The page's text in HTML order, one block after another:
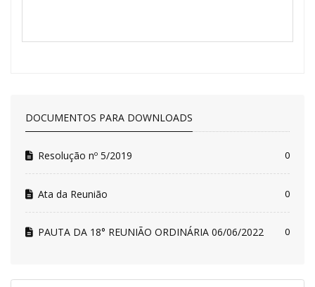
DOCUMENTOS PARA DOWNLOADS
Resolução nº 5/2019 0
Ata da Reunião 0
PAUTA DA 18° REUNIÃO ORDINÁRIA 06/06/2022 0